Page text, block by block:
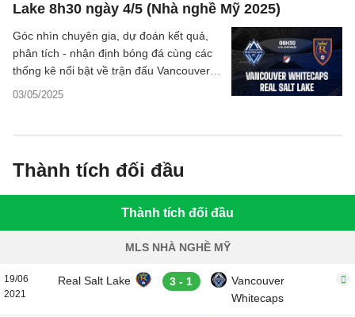
Lake 8h30 ngày 4/5 (Nhà nghề Mỹ 2025)
03/05/2025
Góc nhìn chuyên gia, dự đoán kết quả,
phân tích - nhận định bóng đá cùng các
thống kê nổi bật về trận đấu Vancouver
Whitecaps vs Real Salt Lake thuộc giải
Thành tích đối đầu
Thành tích đối đầu
MLS NHÀ NGHỀ MỸ
19/06
2021
Real Salt Lake 3 - 1
Vancouver
Whitecaps